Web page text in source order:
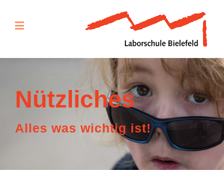
Nützliches
Alles was wichtig ist!